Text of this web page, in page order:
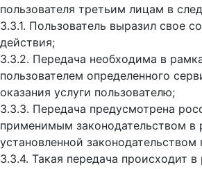
пользователя третьим лицам в
3.3.1. Пользователь выразил свое
действия;
3.3.2. Передача необходима в
пользователем определенного
оказания услуги пользователю;
3.3.3. Передача предусмотрена
применимым законодательством в
установленной
3.3.4. Такая передача происходит